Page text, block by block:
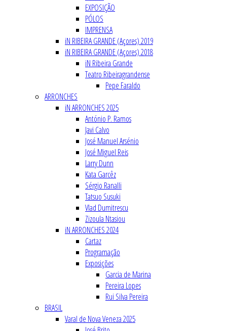
EXPOSIÇÃO
PÓLOS
IMPRENSA
iN RIBEIRA GRANDE (Açores) 2019
iN RIBEIRA GRANDE (Açores) 2018
iN Ribeira Grande
Teatro Ribeiragrandense
Pepe Faraldo
ARRONCHES
iN ARRONCHES 2025
António P. Ramos
Javi Calvo
José Manuel Arsénio
José Miguel Reis
Larry Dunn
Kata Garcêz
Sérgio Ranalli
Tatsuo Susuki
Vlad Dumitrescu
Zizoula Ntasiou
iN ARRONCHES 2024
Cartaz
Programação
Exposições
Garcia de Marina
Pereira Lopes
Rui Silva Pereira
BRASIL
Varal de Nova Veneza 2025